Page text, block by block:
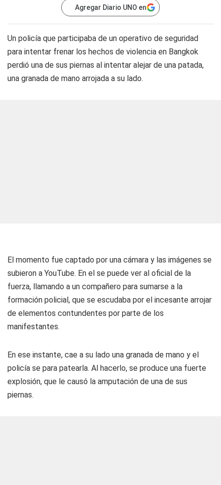
Agregar Diario UNO en
Un policía que participaba de un operativo de seguridad
para intentar frenar los hechos de violencia en Bangkok
perdió una de sus piernas al intentar alejar de una patada,
una granada de mano arrojada a su lado.
El momento fue captado por una cámara y las imágenes se
subieron a YouTube. En el se puede ver al oficial de la
fuerza, llamando a un compañero para sumarse a la
formación policial, que se escudaba por el incesante arrojar
de elementos contundentes por parte de los
manifestantes.
En ese instante, cae a su lado una granada de mano y el
policía se para patearla. Al hacerlo, se produce una fuerte
explosión, que le causó la amputación de una de sus
piernas.